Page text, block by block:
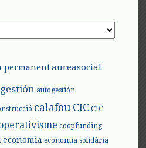
permanent aureasocial
autogestión
calafouCIC CIC
coopfunding
economia economia solidària